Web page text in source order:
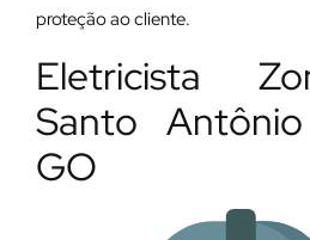
proteção ao cliente.
Eletricista
Santo
GO